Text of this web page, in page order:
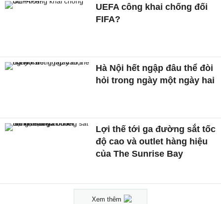
UEFA công khai chống đối
FIFA?
Hà Nội hết ngập đâu thể đòi
hỏi trong ngày một ngày hai
Lợi thế tới ga đường sắt tốc
độ cao và outlet hàng hiệu
của The Sunrise Bay
Xem thêm